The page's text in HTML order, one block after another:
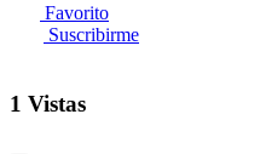
Favorito
Suscribirme
1 Vistas